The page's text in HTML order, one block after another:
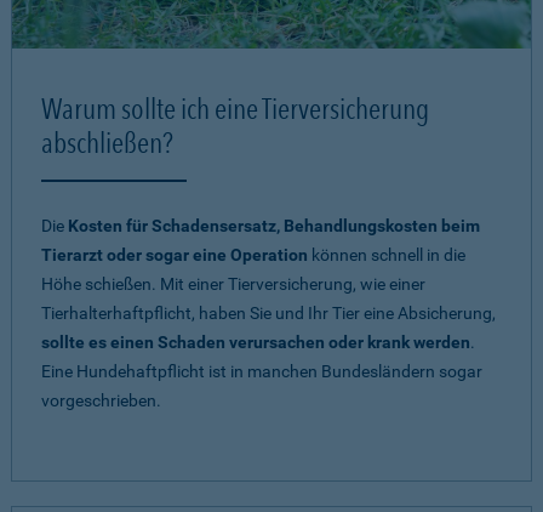
Warum sollte ich eine Tierversicherung
abschließen?
Die Kosten für Schadensersatz, Behandlungskosten beim
Tierarzt oder sogar eine Operation können schnell in die
Höhe schießen. Mit einer Tierversicherung, wie einer
Tierhalterhaftpflicht, haben Sie und Ihr Tier eine Absicherung,
sollte es einen Schaden verursachen oder krank werden.
Eine Hundehaftpflicht ist in manchen Bundesländern sogar
vorgeschrieben.